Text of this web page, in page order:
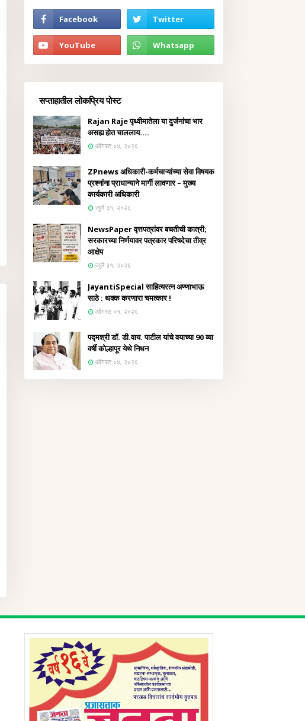
सप्ताहातील लोकप्रिय पोस्ट
Rajan Raje पृथ्वीमातेला या दुर्जनांचा भार
असह्य होत चाललाय....
ऑगस्ट ०४, २०२६
ZPnews अधिकारी-कर्मचाऱ्यांच्या सेवा विषयक
प्रश्नांना प्राधान्याने मार्गी लावणार – मुख्य
कार्यकारी अधिकारी
जुलै ३१, २०२६
NewsPaper वृत्तपत्रांवर बचतीची कात्री;
सरकारच्या निर्णयावर पत्रकार परिषदेचा तीव्र
आक्षेप
जुलै ३१, २०२६
JayantiSpecial साहित्यरत्न अण्णाभाऊ
साठे : थक्क करणारा चमत्कार !
ऑगस्ट ०१, २०२६
पद्मश्री डॉ. डी.वाय. पाटील यांचे वयाच्या 90 व्या
वर्षी कोल्हापूर येथे निधन
ऑगस्ट ०४, २०२६